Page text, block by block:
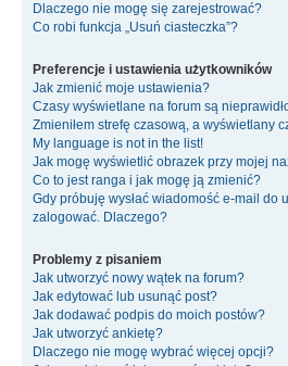
Dlaczego nie mogę się zarejestrować?
Co robi funkcja „Usuń ciasteczka”?
Preferencje i ustawienia użytkowników
Jak zmienić moje ustawienia?
Czasy wyświetlane na forum są
Zmieniłem strefę czasową, a wyświetlany
My language is not in the list!
Jak mogę wyświetlić obrazek przy mojej
Co to jest ranga i jak mogę ją zmienić?
Gdy próbuję wysłać wiadomość e-mail do
zalogować. Dlaczego?
Problemy z pisaniem
Jak utworzyć nowy wątek na forum?
Jak edytować lub usunąć post?
Jak dodawać podpis do moich postów?
Jak utworzyć ankietę?
Dlaczego nie mogę wybrać więcej opcji?